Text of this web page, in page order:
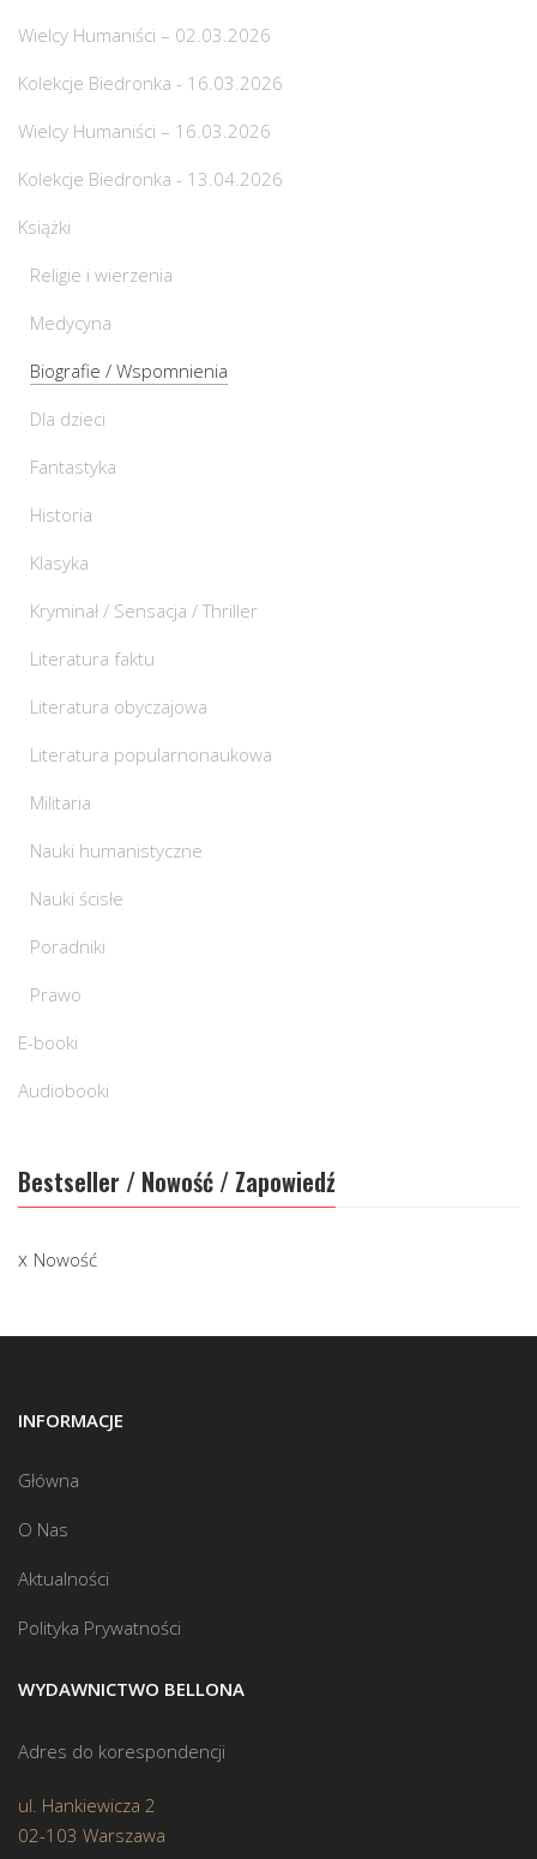
Wielcy Humaniści – 02.03.2026
Kolekcje Biedronka - 16.03.2026
Wielcy Humaniści – 16.03.2026
Kolekcje Biedronka - 13.04.2026
Książki
Religie i wierzenia
Medycyna
Biografie / Wspomnienia
Dla dzieci
Fantastyka
Historia
Klasyka
Kryminał / Sensacja / Thriller
Literatura faktu
Literatura obyczajowa
Literatura popularnonaukowa
Militaria
Nauki humanistyczne
Nauki ścisłe
Poradniki
Prawo
E-booki
Audiobooki
Bestseller / Nowość / Zapowiedź
Nowość
INFORMACJE
Główna
O Nas
Aktualności
Polityka Prywatności
WYDAWNICTWO BELLONA
Adres do korespondencji
ul. Hankiewicza 2
02-103 Warszawa